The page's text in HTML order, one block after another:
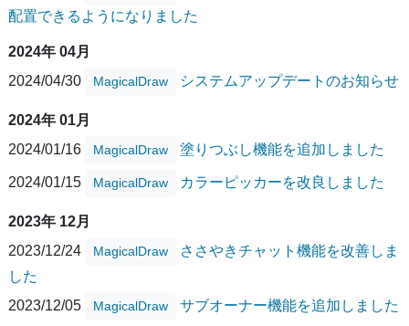
配置できるようになりました
2024年 04月
2024/04/30
MagicalDraw システムアップデートのお知らせ
2024年 01月
2024/01/16
MagicalDraw 塗りつぶし機能を追加しました
2024/01/15 MagicalDraw カラーピッカーを改良しました
2023年 12月
2023/12/24
MagicalDraw
ささやきチャット機能を改善しま
した
2023/12/05
MagicalDraw サブオーナー機能を追加しました